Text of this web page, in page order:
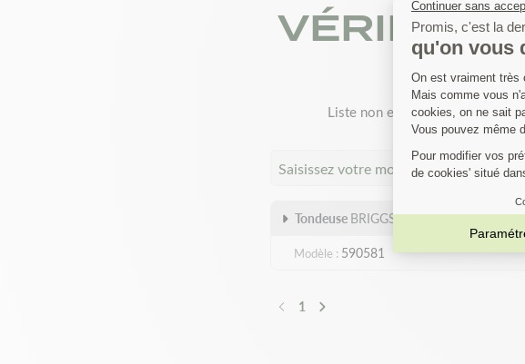
VÉRIFIEZ
EST
Liste non exhaustive. Si votre
Saisissez votre modèle…
Tondeuse BRIGGS & STRATTON
Modèle 590581
Précédent
1 Suivant